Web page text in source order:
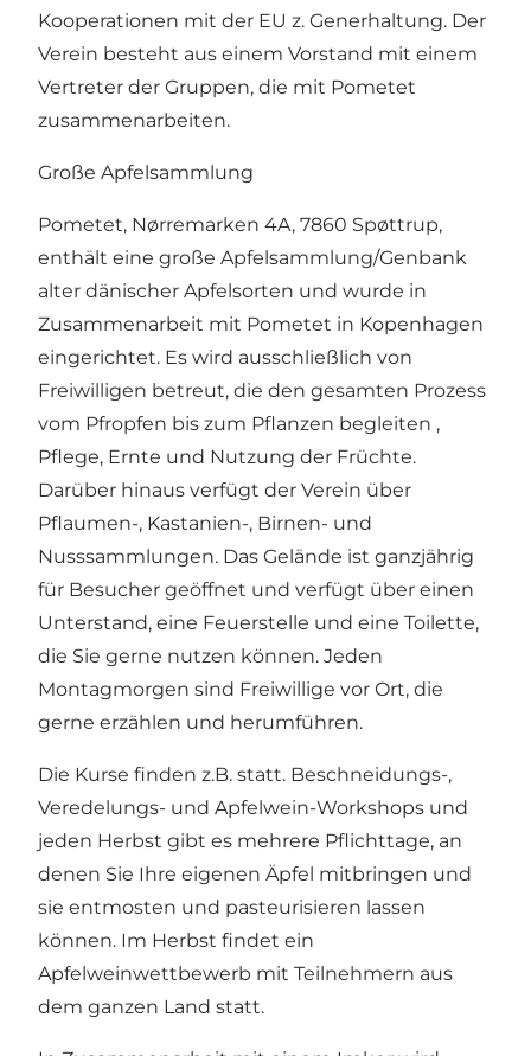
Kooperationen mit der EU z. Generhaltung. Der
Verein besteht aus einem Vorstand mit einem
Vertreter der Gruppen, die mit Pometet
zusammenarbeiten.
Große Apfelsammlung
Pometet, Nørremarken 4A, 7860 Spøttrup,
enthält eine große Apfelsammlung/Genbank
alter dänischer Apfelsorten und wurde in
Zusammenarbeit mit Pometet in Kopenhagen
eingerichtet. Es wird ausschließlich von
Freiwilligen betreut, die den gesamten Prozess
vom Pfropfen bis zum Pflanzen begleiten ,
Pflege, Ernte und Nutzung der Früchte.
Darüber hinaus verfügt der Verein über
Pflaumen-, Kastanien-, Birnen- und
Nusssammlungen. Das Gelände ist ganzjährig
für Besucher geöffnet und verfügt über einen
Unterstand, eine Feuerstelle und eine Toilette,
die Sie gerne nutzen können. Jeden
Montagmorgen sind Freiwillige vor Ort, die
gerne erzählen und herumführen.
Die Kurse finden z.B. statt. Beschneidungs-,
Veredelungs- und Apfelwein-Workshops und
jeden Herbst gibt es mehrere Pflichttage, an
denen Sie Ihre eigenen Äpfel mitbringen und
sie entmosten und pasteurisieren lassen
können. Im Herbst findet ein
Apfelweinwettbewerb mit Teilnehmern aus
dem ganzen Land statt.